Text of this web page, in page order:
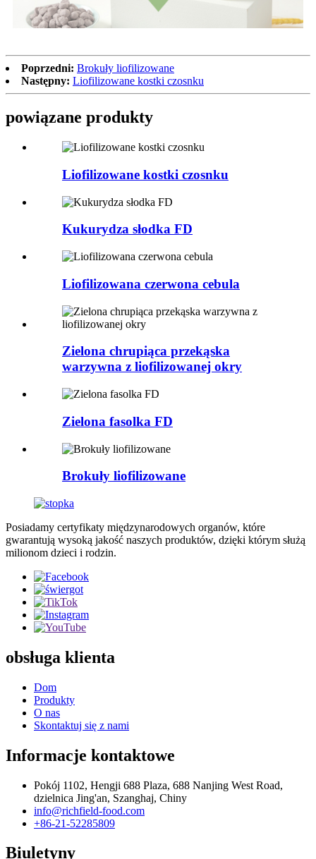
Poprzedni: Brokuły liofilizowane
Następny: Liofilizowane kostki czosnku
powiązane produkty
Liofilizowane kostki czosnku
Kukurydza słodka FD
Liofilizowana czerwona cebula
Zielona chrupiąca przekąska
warzywna z liofilizowanej okry
Zielona fasolka FD
Brokuły liofilizowane
Posiadamy certyfikaty międzynarodowych organów, które
gwarantują wysoką jakość naszych produktów, dzięki którym służą
milionom dzieci i rodzin.
obsługa klienta
Dom
Produkty
O nas
Skontaktuj się z nami
Informacje kontaktowe
Pokój 1102, Hengji 688 Plaza, 688 Nanjing West Road,
dzielnica Jing'an, Szanghaj, Chiny
info@richfield-food.com
+86-21-52285809
Biuletyny